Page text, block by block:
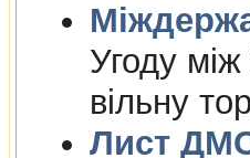
Угоду
вільну
Лист